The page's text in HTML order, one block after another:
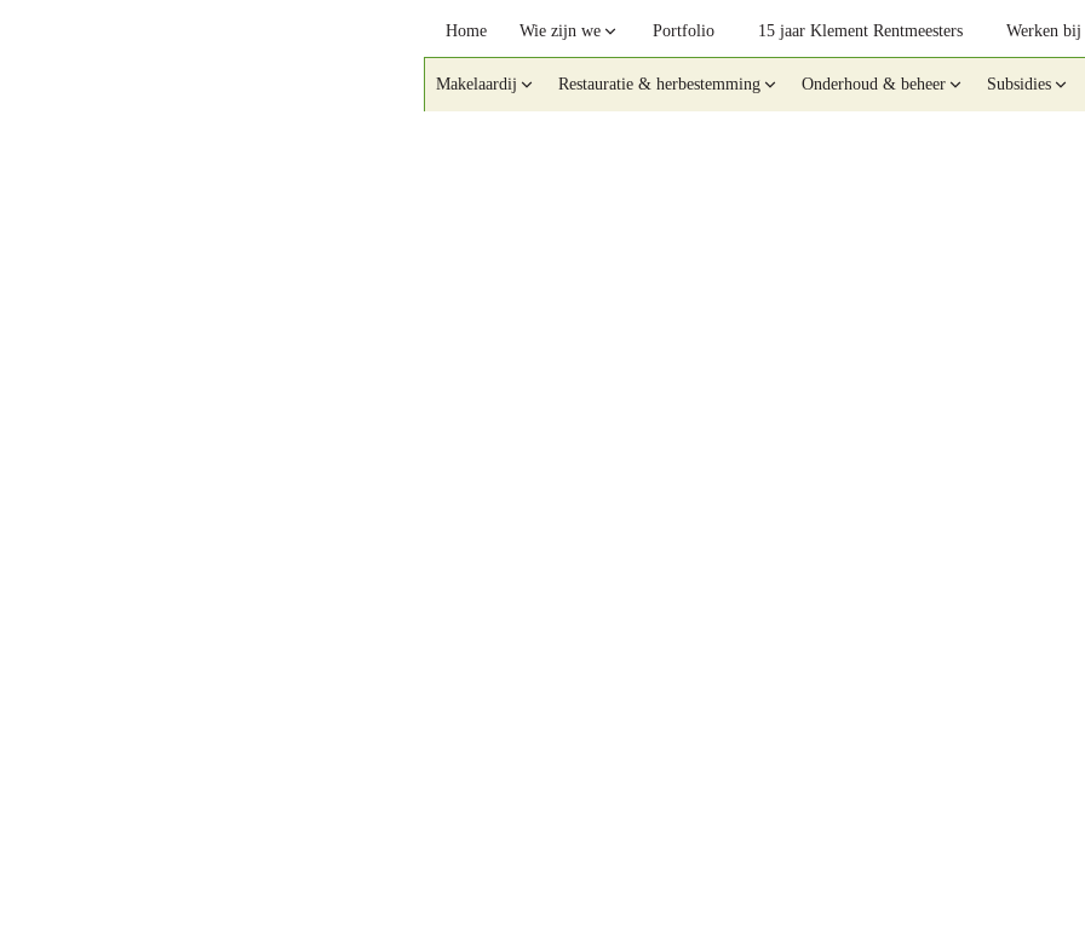
Home Wie zijn we Portfolio 15 jaar Klement Rentmeesters Werken bij
Makelaardij Restauratie & herbestemming Onderhoud & beheer Subsidies